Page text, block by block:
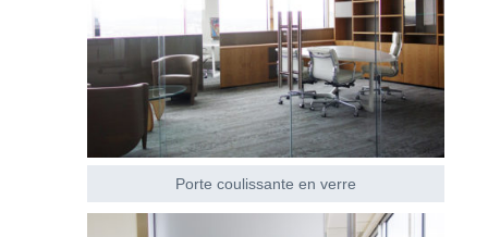
Porte coulissante en verre